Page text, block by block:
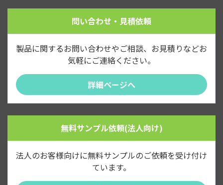
問い合わせ・見積依頼
製品に関するお問い合わせやご相談、お見積りなどお
気軽にご連絡ください。
詳細ページへ
無料サンプル依頼(法人向け)
法人のお客様向けに無料サンプルのご依頼を受け付け
ています。